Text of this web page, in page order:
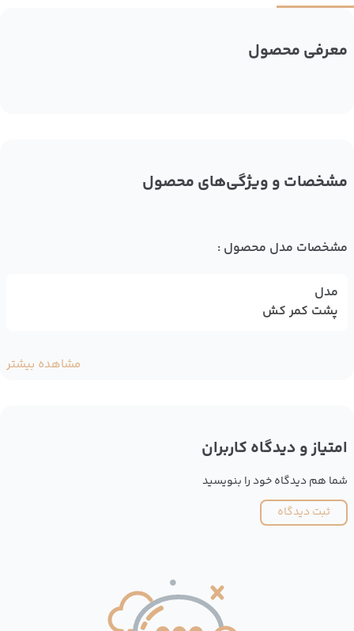
معرفی محصول
مشخصات و ویژگی‌های محصول
مشخصات مدل محصول :
مدل
پشت کمر کش
مشاهده بیشتر
امتیاز و دیدگاه کاربران
شما هم دیدگاه خود را بنویسید
ثبت دیدگاه